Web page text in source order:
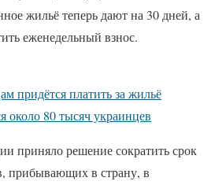
жильё теперь дают на 30 дней, а
еженедельный взнос.
придётся платить за жильё
около 80 тысяч украинцев
приняло решение сократить срок
прибывающих в страну, в